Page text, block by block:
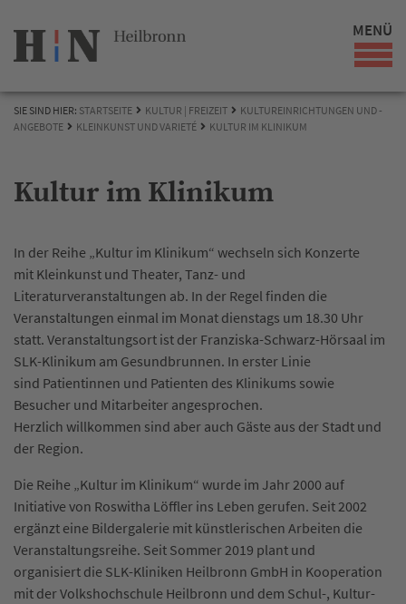
MENÜ
SIE SIND HIER: STARTSEITE KULTUR | FREIZEIT
KULTUREINRICHTUNGEN UND -
ANGEBOTE
KLEINKUNST UND VARIETÉ KULTUR IM KLINIKUM
Kultur im Klinikum
In der Reihe „Kultur im Klinikum“ wechseln sich Konzerte
mit Kleinkunst und Theater, Tanz- und
Literaturveranstaltungen ab. In der Regel finden die
Veranstaltungen einmal im Monat dienstags um 18.30 Uhr
statt. Veranstaltungsort ist der Franziska-Schwarz-Hörsaal im
SLK-Klinikum am Gesundbrunnen. In erster Linie
sind Patientinnen und Patienten des Klinikums sowie
Besucher und Mitarbeiter angesprochen.
Herzlich willkommen sind aber auch Gäste aus der Stadt und
der Region.
Die Reihe „Kultur im Klinikum“ wurde im Jahr 2000 auf
Initiative von Roswitha Löffler ins Leben gerufen. Seit 2002
ergänzt eine Bildergalerie mit künstlerischen Arbeiten die
Veranstaltungsreihe. Seit Sommer 2019 plant und
organisiert die SLK-Kliniken Heilbronn GmbH in Kooperation
mit der Volkshochschule Heilbronn und dem Schul-, Kultur-